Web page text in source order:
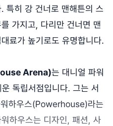
특히 강 건너로 맨해튼의 스
가지고, 다리만 건너면 맨
료가 높기로도 유명합니다.
Arena)는 대니얼 파워
독립서점입니다. 그는 서
하우스(Powerhouse)라는
하우스는 디자인, 패션, 사